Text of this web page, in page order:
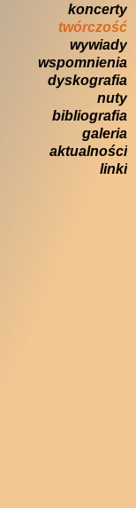
koncerty
twórczość
wywiady
wspomnienia
dyskografia
nuty
bibliografia
galeria
aktualności
linki